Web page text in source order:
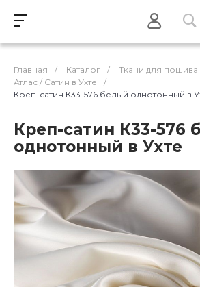
Главная / Каталог / Ткани для пошива
Атлас / Cатин в Ухте
/
Креп-сатин К33-576 белый однотонный в
Креп-сатин К33-576
однотонный в Ухте